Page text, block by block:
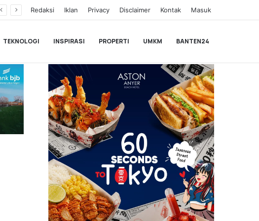
Redaksi Iklan Privacy Disclaimer Kontak Masuk
TEKNOLOGI INSPIRASI PROPERTI UMKM BANTEN24